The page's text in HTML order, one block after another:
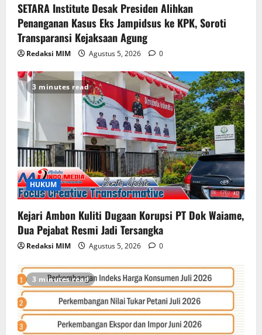
SETARA Institute Desak Presiden Alihkan
Penanganan Kasus Eks Jampidsus ke KPK, Soroti
Transparansi Kejaksaan Agung
Redaksi MIM Agustus 5, 2026 0
3 minutes read
HUKUM
Kejari Ambon Kuliti Dugaan Korupsi PT Dok Waiame,
Dua Pejabat Resmi Jadi Tersangka
Redaksi MIM Agustus 5, 2026 0
3 minutes read